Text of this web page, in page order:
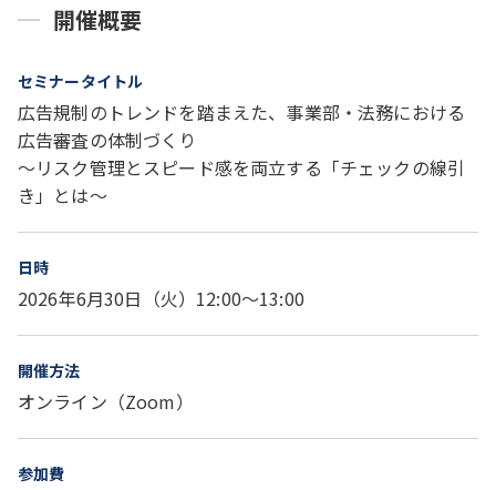
開催概要
セミナータイトル
広告規制のトレンドを踏まえた、事業部・法務における
広告審査の体制づくり
〜リスク管理とスピード感を両立する「チェックの線引
き」とは〜
日時
2026年6月30日（火）12:00～13:00
開催方法
オンライン（Zoom）
参加費